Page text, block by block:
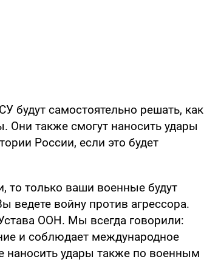
будут самостоятельно решать, как
Они также смогут наносить удары
России, если это будет
то только ваши военные будут
ведете войну против агрессора.
ООН. Мы всегда говорили:
и соблюдает международное
наносить удары также по военным